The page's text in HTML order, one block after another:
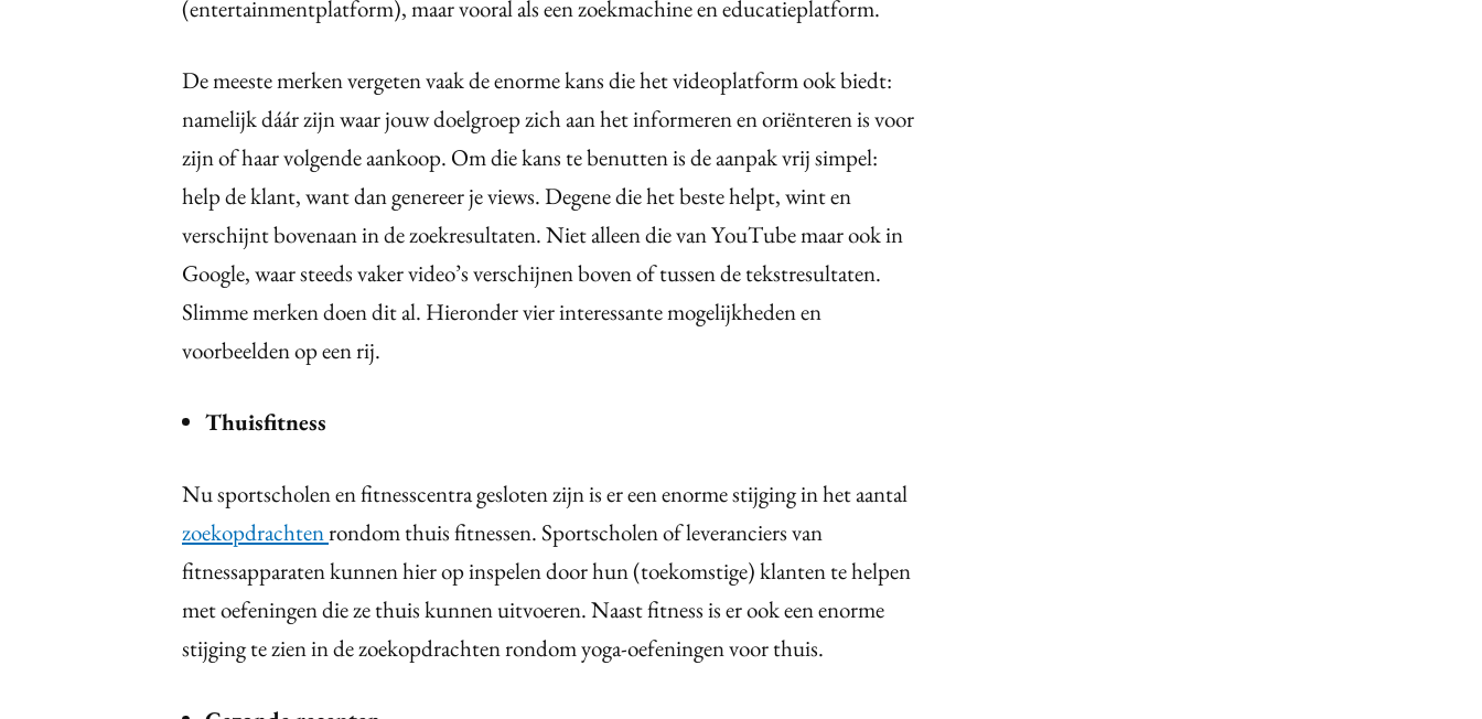
(entertainmentplatform), maar vooral als een zoekmachine en educatieplatform.
De meeste merken vergeten vaak de enorme kans die het videoplatform ook biedt:
namelijk dáár zijn waar jouw doelgroep zich aan het informeren en oriënteren is voor
zijn of haar volgende aankoop. Om die kans te benutten is de aanpak vrij simpel:
help de klant, want dan genereer je views. Degene die het beste helpt, wint en
verschijnt bovenaan in de zoekresultaten. Niet alleen die van YouTube maar ook in
Google, waar steeds vaker video’s verschijnen boven of tussen de tekstresultaten.
Slimme merken doen dit al. Hieronder vierinteressante mogelijkheden en
voorbeelden op een rij.
Thuisfitness
Nu sportscholen en fitnesscentra gesloten zijn is er een enorme stijging in het aantal
zoekopdrachtenrondom thuis fitnessen. Sportscholen of leveranciers van
fitnessapparaten kunnen hier op inspelen door hun (toekomstige) klanten te helpen
met oefeningen die ze thuis kunnen uitvoeren.Naast fitness is er ook een enorme
stijging te zien in de zoekopdrachten rondom yoga-oefeningen voor thuis.